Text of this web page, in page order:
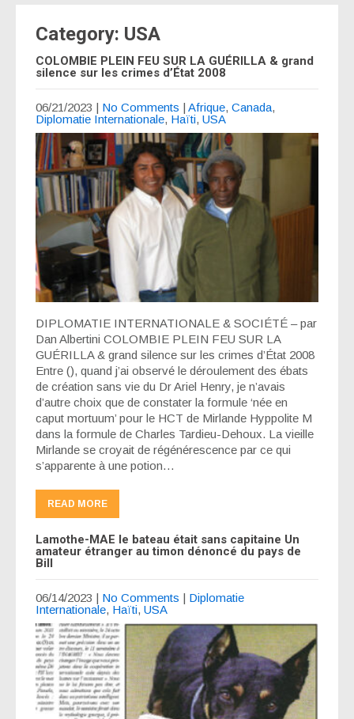
Category: USA
COLOMBIE PLEIN FEU SUR LA GUÉRILLA & grand
silence sur les crimes d’État 2008
06/21/2023 | No Comments | Afrique, Canada,
Diplomatie Internationale, Haïti, USA
DIPLOMATIE INTERNATIONALE & SOCIÉTÉ – par
Dan Albertini COLOMBIE PLEIN FEU SUR LA
GUÉRILLA & grand silence sur les crimes d’État 2008
Entre (), quand j’ai observé le déroulement des ébats
de création sans vie du Dr Ariel Henry, je n’avais
d’autre choix que de constater la formule ‘née en
caput mortuum’ pour le HCT de Mirlande Hyppolite M
dans la formule de Charles Tardieu-Dehoux. La vieille
Mirlande se croyait de régénérescence par ce qui
s’apparente à une potion…
READ MORE
Lamothe-MAE le bateau était sans capitaine Un
amateur étranger au timon dénoncé du pays de
Bill
06/14/2023 | No Comments | Diplomatie
Internationale, Haïti, USA